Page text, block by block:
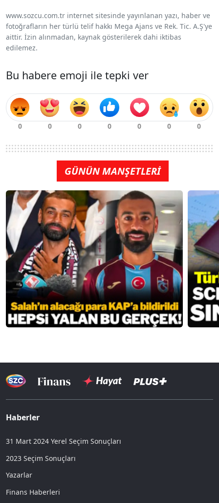
www.sozcu.com.tr internet sitesinde yayınlanan yazı, haber ve
fotoğrafların her türlü telif hakkı Mega Ajans ve Rek. Tic. A.Ş'ye
aittir. İzin alınmadan, kaynak gösterilerek dahi iktibas
edilemez.
Bu habere emoji ile tepki ver
GÜNÜN MANŞETLERİ
Haberler
31 Mart 2024 Yerel Seçim Sonuçları
2023 Seçim Sonuçları
Yazarlar
Finans Haberleri